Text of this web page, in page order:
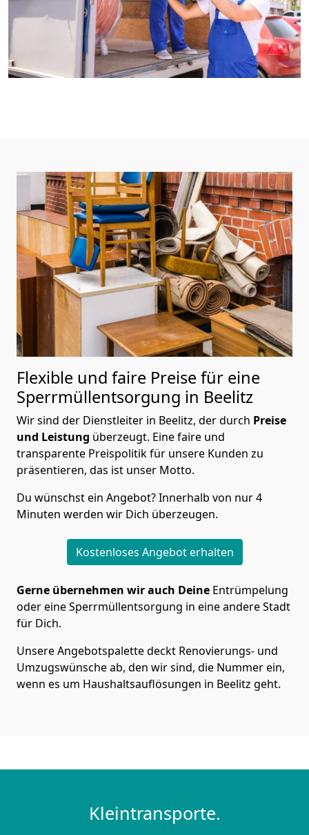
Flexible und faire Preise für eine
Sperrmüllentsorgung in Beelitz
Wir sind der Dienstleiter in Beelitz, der durch Preise
und Leistung überzeugt. Eine faire und
transparente Preispolitik für unsere Kunden zu
präsentieren, das ist unser Motto.
Du wünschst ein Angebot? Innerhalb von nur 4
Minuten werden wir Dich überzeugen.
Kostenloses Angebot erhalten
Gerne übernehmen wir auch Deine Entrümpelung
oder eine Sperrmüllentsorgung in eine andere Stadt
für Dich.
Unsere Angebotspalette deckt Renovierungs- und
Umzugswünsche ab, den wir sind, die Nummer ein,
wenn es um Haushaltsauflösungen in Beelitz geht.
Kleintransporte.